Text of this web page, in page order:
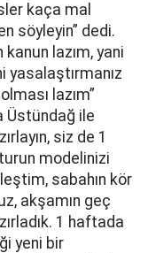
kaça mal
söyleyin” dedi.
kanun lazım, yani
lazım”
Üstündağ ile
siz de 1
modelinizi
sabahın kör
akşamın geç
1 haftada
yeni bir